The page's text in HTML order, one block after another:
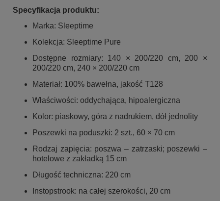
Specyfikacja produktu:
Marka: Sleeptime
Kolekcja: Sleeptime Pure
Dostępne rozmiary: 140 × 200/220 cm, 200 ×
200/220 cm, 240 × 200/220 cm
Materiał: 100% bawełna, jakość T128
Właściwości: oddychająca, hipoalergiczna
Kolor: piaskowy, góra z nadrukiem, dół jednolity
Poszewki na poduszki: 2 szt., 60 × 70 cm
Rodzaj zapięcia: poszwa – zatrzaski; poszewki –
hotelowe z zakładką 15 cm
Długość techniczna: 220 cm
Instopstrook: na całej szerokości, 20 cm